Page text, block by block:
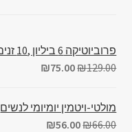
פרוביוטיקה 6 ביליון ,10 זנים שונים 60 כמוסות
₪129.00
₪75.00
מולטי-ויטמין יומיומי לנשים
₪66.00
₪56.00